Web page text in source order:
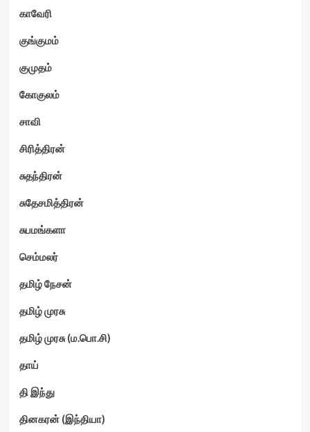
காவேரி
குங்குமம்
குமுதம்
கோகுலம்
சாவி
சிரித்திரன்
சுதந்திரன்
சுதேசமித்திரன்
சுபமங்களா
செம்மலர்
தமிழ் நேசன்
தமிழ் முரசு
தமிழ் முரசு (ம.பொ.சி)
தாய்
தி இந்து
தினகரன் (இந்தியா)